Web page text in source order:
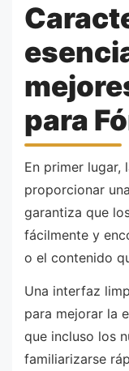
para
En primer lugar,
proporcionar
garantiza que
fácilmente y
o el contenido
Una interfaz
para mejorar la
que incluso los
familiarizarse